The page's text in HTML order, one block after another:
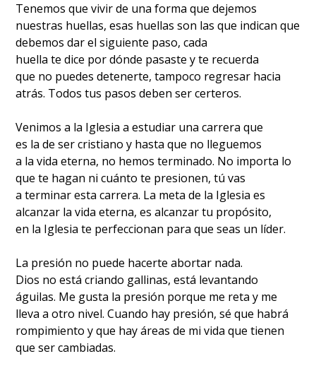
Tenemos que vivir de una forma que dejemos
nuestras huellas, esas huellas son las que indican que
debemos dar el siguiente paso, cada
huella te dice por dónde pasaste y te recuerda
que no puedes detenerte, tampoco regresar hacia
atrás. Todos tus pasos deben ser certeros.
Venimos a la Iglesia a estudiar una carrera que
es la de ser cristiano y hasta que no lleguemos
a la vida eterna, no hemos terminado. No importa lo
que te hagan ni cuánto te presionen, tú vas
a terminar esta carrera. La meta de la Iglesia es
alcanzar la vida eterna, es alcanzar tu propósito,
en la Iglesia te perfeccionan para que seas un líder.
La presión no puede hacerte abortar nada.
Dios no está criando gallinas, está levantando
águilas. Me gusta la presión porque me reta y me
lleva a otro nivel. Cuando hay presión, sé que habrá
rompimiento y que hay áreas de mi vida que tienen
que ser cambiadas.